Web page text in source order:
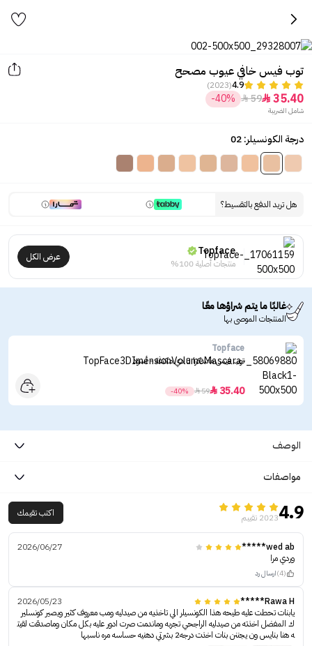
توب فيس خافي عيوب مصحح
4.9
(2023)
35.40

59

-40%
شامل الضريبة
درجة الكونسيلر: 02
هل تريد الدفع بالتقسيط؟
Topface
منتجات أصلية 100%
عرض الكل
غالبًا ما يتم شراؤها معًا
المنتجات الموصى بها
Topface
توب فيس ماسكرا 3 دي مكثفة - أسود
35.40

59

-40%
الوصف
مواصفات
4.92023 تقييم اكتب تقيمك
wed ab*****
2026/06/27
وردي مرا
(4) ارسال رد
Rawa H*****
2026/05/23
يابنات تحطت عليه طيحه هذا الكونسيلر الي تاخذيه من صيدليه ومب معروف كثير ويصير كونسلير
ك المفضل اخذته من صيدليه الراجحي تجربه وماندمت صرت ادور عليه بكل مكان وماصدقت لقيت
ه هنا بنايس ون يجننن بنات اخذت درجه2 بشرتي دهنيه حساسه مره ناسبها